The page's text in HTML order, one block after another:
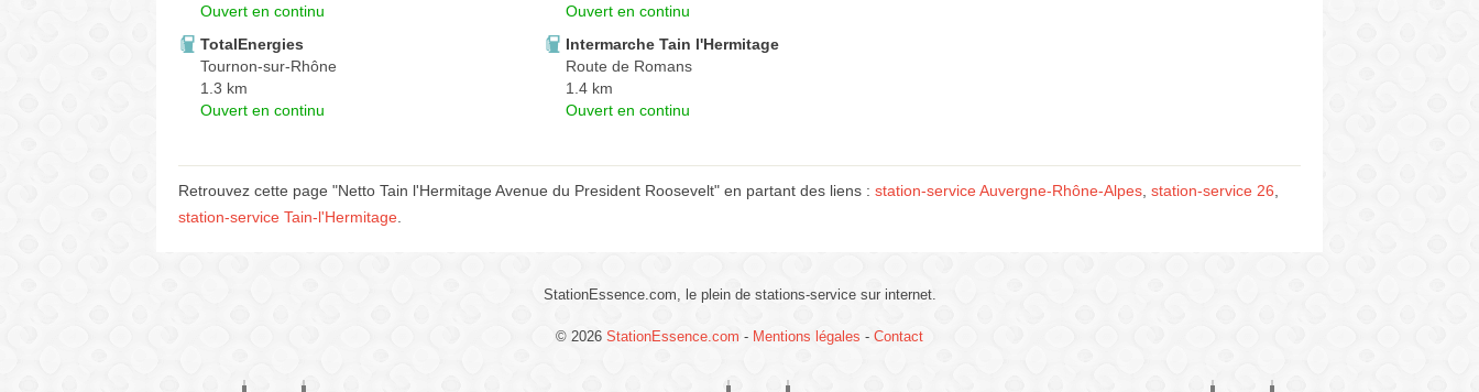
Ouvert en continu
Ouvert en continu
TotalEnergies
Tournon-sur-Rhône
1.3 km
Ouvert en continu
Intermarche Tain l'Hermitage
Route de Romans
1.4 km
Ouvert en continu
Retrouvez cette page "Netto Tain l'Hermitage Avenue du President Roosevelt" en partant des liens : station-service Auvergne-Rhône-Alpes station-service 26
station-service Tain-l'Hermitage
StationEssence.com, le plein de stations-service sur internet.
© 2026 StationEssence.com - Mentions légales - Contact